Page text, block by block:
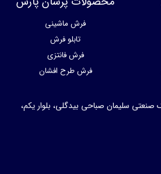
فرش ماشینی
تابلو فرش
فرش فانتزی
فرش طرح افشان
سلیمان صباحی بیدگلی، بلوار یکم،